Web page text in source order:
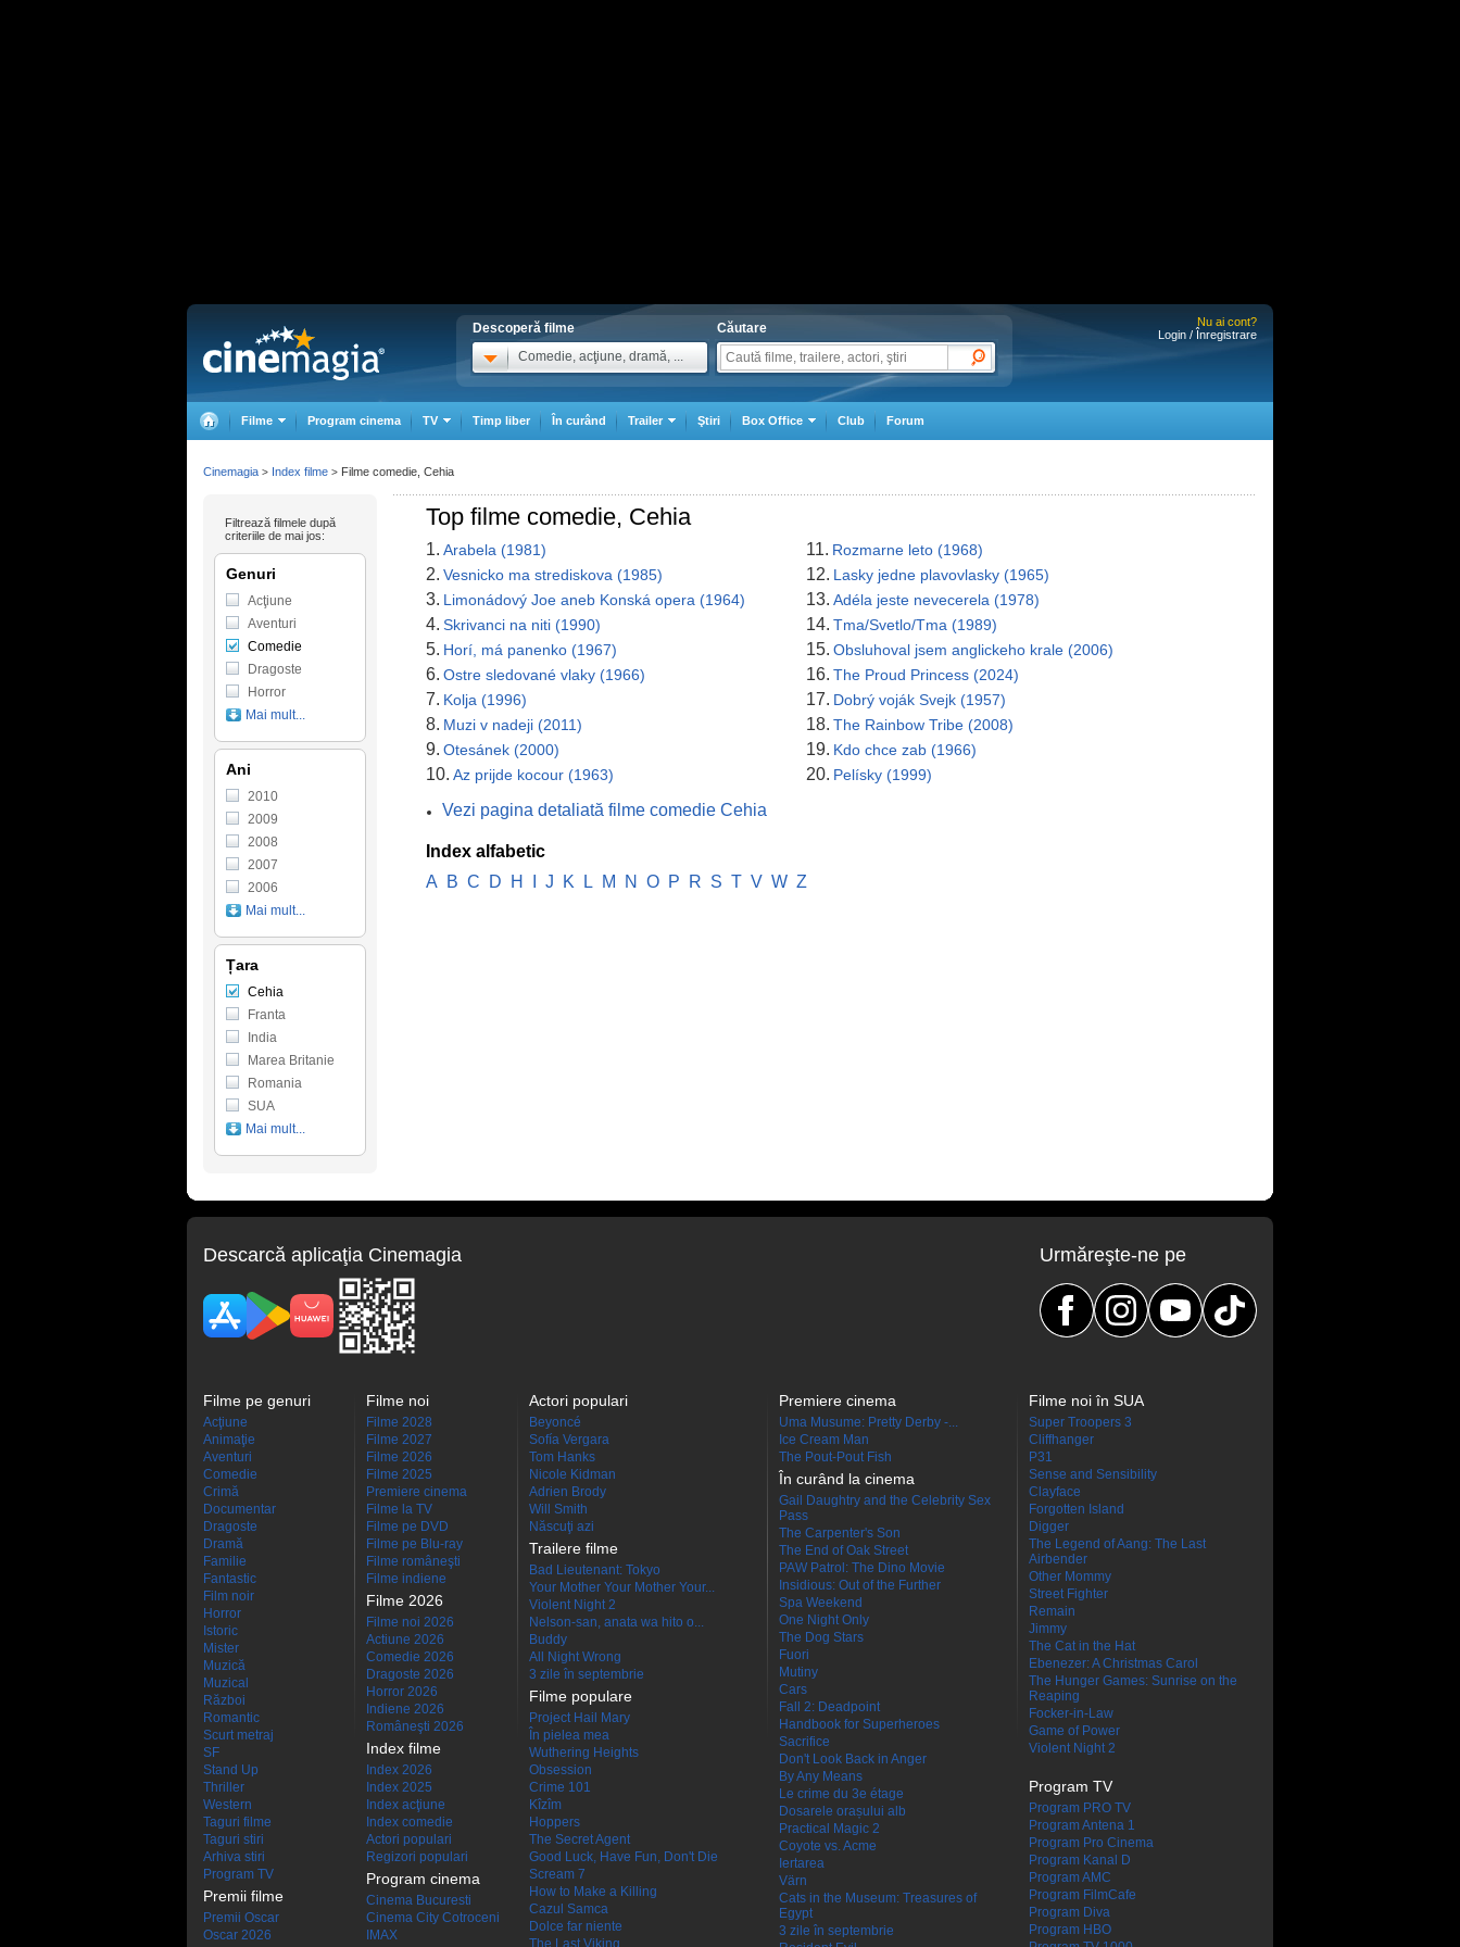
Descoperă filme
Comedie, acţiune, dramă, ...
Căutare
Nu ai cont?
Login / Înregistrare
Filme Program cinema TV Timp liber În curând Trailer Ştiri Box Office Club Forum
Top filme comedie, Cehia
1. Arabela (1981)
2. Vesnicko ma strediskova (1985)
3. Limonádový Joe aneb Konská opera (1964)
4. Skrivanci na niti (1990)
5. Horí, má panenko (1967)
6. Ostre sledované vlaky (1966)
7. Kolja (1996)
8. Muzi v nadeji (2011)
9. Otesánek (2000)
10. Az prijde kocour (1963)
11. Rozmarne leto (1968)
12. Lasky jedne plavovlasky (1965)
13. Adéla jeste nevecerela (1978)
14. Tma/Svetlo/Tma (1989)
15. Obsluhoval jsem anglickeho krale (2006)
16. The Proud Princess (2024)
17. Dobrý voják Svejk (1957)
18. The Rainbow Tribe (2008)
19. Kdo chce zab (1966)
20. Pelísky (1999)
Vezi pagina detaliată filme comedie Cehia
Index alfabetic
A
B C D H J K L M N O P R S T V W Z
Filtrează filmele după
criteriile de mai jos:
Genuri
Acţiune
Aventuri
Comedie
Dragoste
Horror
Mai mult...
Ani
2010
2009
2008
2007
2006
Mai mult...
Țara
Cehia
Franta
India
Marea Britanie
Romania
SUA
Mai mult...
Cinemagia > Index filme > Filme comedie, Cehia
Descarcă aplicaţia Cinemagia Urmăreşte-ne pe
Filme pe genuri
Acţiune
Animaţie
Aventuri
Comedie
Crimă
Documentar
Dragoste
Dramă
Familie
Fantastic
Film noir
Horror
Istoric
Mister
Muzică
Muzical
Război
Romantic
Scurt metraj
SF
Stand Up
Thriller
Western
Taguri filme
Taguri stiri
Arhiva stiri
Program TV
Premii filme
Premii Oscar
Oscar 2026
Filme noi
Filme 2028
Filme 2027
Filme 2026
Filme 2025
Premiere cinema
Filme la TV
Filme pe DVD
Filme pe Blu-ray
Filme româneşti
Filme indiene
Filme 2026
Filme noi 2026
Actiune 2026
Comedie 2026
Dragoste 2026
Horror 2026
Indiene 2026
Româneşti 2026
Index filme
Index 2026
Index 2025
Index acţiune
Index comedie
Actori populari
Regizori populari
Program cinema
Cinema Bucuresti
Cinema City Cotroceni
IMAX
Actori populari
Beyoncé
Sofía Vergara
Tom Hanks
Nicole Kidman
Adrien Brody
Will Smith
Născuţi azi
Trailere filme
Bad Lieutenant: Tokyo
Your Mother Your Mother Your...
Violent Night 2
Nelson-san, anata wa hito o...
Buddy
All Night Wrong
3 zile în septembrie
Filme populare
Project Hail Mary
În pielea mea
Wuthering Heights
Obsession
Crime 101
Kîzîm
Hoppers
The Secret Agent
Good Luck, Have Fun, Don't Die
Scream 7
How to Make a Killing
Cazul Samca
Dolce far niente
The Last Viking
Premiere cinema
Uma Musume: Pretty Derby -...
Ice Cream Man
The Pout-Pout Fish
În curând la cinema
Gail Daughtry and the Celebrity Sex
Pass
The Carpenter's Son
The End of Oak Street
PAW Patrol: The Dino Movie
Insidious: Out of the Further
Spa Weekend
One Night Only
The Dog Stars
Fuori
Mutiny
Cars
Fall 2: Deadpoint
Handbook for Superheroes
Sacrifice
Don't Look Back in Anger
By Any Means
Le crime du 3e étage
Dosarele orașului alb
Practical Magic 2
Coyote vs. Acme
Iertarea
Värn
Cats in the Museum: Treasures of
Egypt
3 zile în septembrie
Filme noi în SUA
Super Troopers 3
Cliffhanger
P31
Sense and Sensibility
Clayface
Forgotten Island
Digger
The Legend of Aang: The Last
Airbender
Other Mommy
Street Fighter
Remain
Jimmy
The Cat in the Hat
Ebenezer: A Christmas Carol
The Hunger Games: Sunrise on the
Reaping
Focker-in-Law
Game of Power
Violent Night 2
Program TV
Program PRO TV
Program Antena 1
Program Pro Cinema
Program Kanal D
Program AMC
Program FilmCafe
Program Diva
Program HBO